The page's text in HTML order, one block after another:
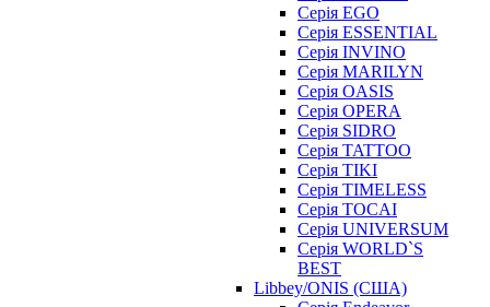
Серія EGO
Серія ESSENTIAL
Серія INVINO
Серія MARILYN
Серія OASIS
Серія OPERA
Серія SIDRO
Серія TATTOO
Серія TIKI
Серія TIMELESS
Серія TOCAI
Серія UNIVERSUM
Серія WORLD`S
BEST
Libbey/ONIS (США)